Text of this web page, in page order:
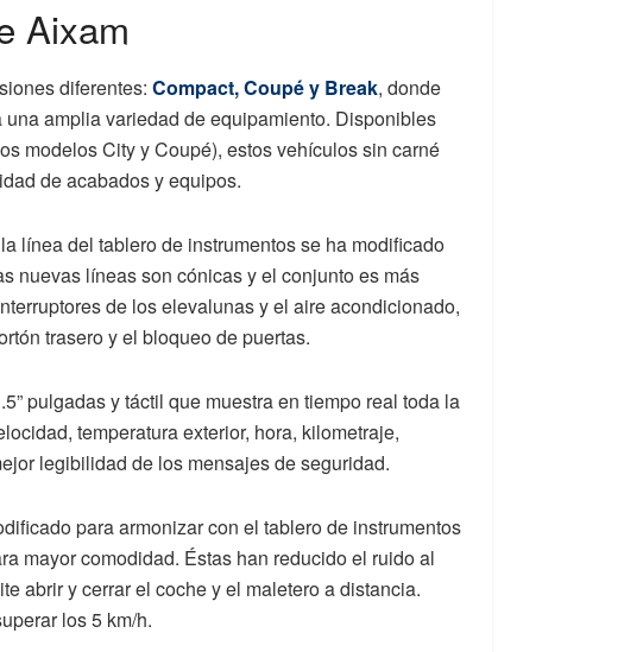
Aixam
diferentes: Compact, Coupé y Break, donde
amplia variedad de equipamiento. Disponibles
modelos City y Coupé), estos vehículos sin carné
de acabados y equipos.
línea del tablero de instrumentos se ha modificado
nuevas líneas son cónicas y el conjunto es más
de los elevalunas y el aire acondicionado,
trasero y el bloqueo de puertas.
pulgadas y táctil que muestra en tiempo real toda la
temperatura exterior, hora, kilometraje,
legibilidad de los mensajes de seguridad.
para armonizar con el tablero de instrumentos
mayor comodidad. Éstas han reducido el ruido al
abrir y cerrar el coche y el maletero a distancia.
los 5 km/h.